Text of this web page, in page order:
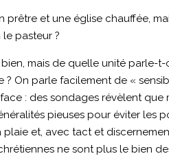
prêtre et une église chauffée,
pasteur ?
mais de quelle unité parle-
On parle facilement de «
: des sondages révèlent
pieuses pour éviter les
et, avec tact et
ne sont plus le bien